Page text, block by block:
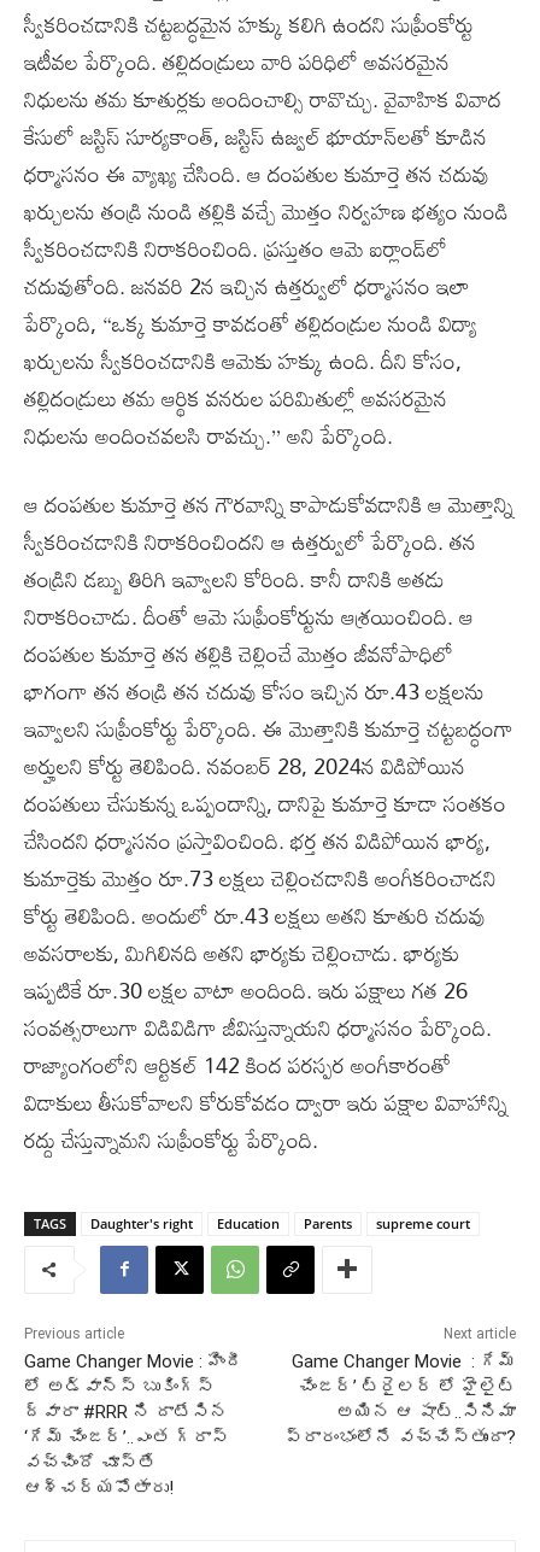
స్వీకరించడానికి చట్టబద్ధమైన హక్కు కలిగి ఉందని సుప్రీంకోర్టు
ఇటీవల పేర్కొంది. తల్లిదండ్రులు వారి పరిధిలో అవసరమైన
నిధులను తమ కూతుర్లకు అందించాల్సి రావొచ్చు. వైవాహిక వివాద
కేసులో జస్టిస్ సూర్యకాంత్, జస్టిస్ ఉజ్వల్ భూయాన్‌లతో కూడిన
ధర్మాసనం ఈ వ్యాఖ్య చేసింది. ఆ దంపతుల కుమార్తె తన చదువు
ఖర్చులను తండ్రి నుండి తల్లికి వచ్చే మొత్తం నిర్వహణ భత్యం నుండి
స్వీకరించడానికి నిరాకరించింది. ప్రస్తుతం ఆమె ఐర్లాండ్‌లో
చదువుతోంది. జనవరి 2న ఇచ్చిన ఉత్తర్వులో ధర్మాసనం ఇలా
పేర్కొంది, “ఒక్క కుమార్తె కావడంతో తల్లిదండ్రుల నుండి విద్యా
ఖర్చులను స్వీకరించడానికి ఆమెకు హక్కు ఉంది. దీని కోసం,
తల్లిదండ్రులు తమ ఆర్థిక వనరుల పరిమితుల్లో అవసరమైన
నిధులను అందించవలసి రావచ్చు.’’ అని పేర్కొంది.
ఆ దంపతుల కుమార్తె తన గౌరవాన్ని కాపాడుకోవడానికి ఆ మొత్తాన్ని
స్వీకరించడానికి నిరాకరించిందని ఆ ఉత్తర్వులో పేర్కొంది. తన
తండ్రిని డబ్బు తిరిగి ఇవ్వాలని కోరింది. కానీ దానికి అతడు
నిరాకరించాడు. దీంతో ఆమె సుప్రీంకోర్టును ఆశ్రయించింది. ఆ
దంపతుల కుమార్తె తన తల్లికి చెల్లించే మొత్తం జీవనోపాధిలో
భాగంగా తన తండ్రి తన చదువు కోసం ఇచ్చిన రూ.43 లక్షలను
ఇవ్వాలని సుప్రీంకోర్టు పేర్కొంది. ఈ మొత్తానికి కుమార్తె చట్టబద్ధంగా
అర్హులని కోర్టు తెలిపింది. నవంబర్ 28, 2024న విడిపోయిన
దంపతులు చేసుకున్న ఒప్పందాన్ని, దానిపై కుమార్తె కూడా సంతకం
చేసిందని ధర్మాసనం ప్రస్తావించింది. భర్త తన విడిపోయిన భార్య,
కుమార్తెకు మొత్తం రూ.73 లక్షలు చెల్లించడానికి అంగీకరించాడని
కోర్టు తెలిపింది. అందులో రూ.43 లక్షలు అతని కూతురి చదువు
అవసరాలకు, మిగిలినది అతని భార్యకు చెల్లించాడు. భార్యకు
ఇప్పటికే రూ.30 లక్షల వాటా అందింది. ఇరు పక్షాలు గత 26
సంవత్సరాలుగా విడివిడిగా జీవిస్తున్నాయని ధర్మాసనం పేర్కొంది.
రాజ్యాంగంలోని ఆర్టికల్ 142 కింద పరస్పర అంగీకారంతో
విడాకులు తీసుకోవాలని కోరుకోవడం ద్వారా ఇరు పక్షాల వివాహాన్ని
రద్దు చేస్తున్నామని సుప్రీంకోర్టు పేర్కొంది.
TAGS Daughter's right Education Parents supreme court
Previous article
Game Changer Movie : హిందీ
లో అడ్వాన్స్ బుకింగ్స్
ద్వారా #RRR ని దాటేసిన
‘గేమ్ చేంజర్’..ఎంత గ్రాస్
వచ్చిందో చూస్తే
ఆశ్చర్యపోతారు!
Next article
Game Changer Movie : గేమ్
చేంజర్’ ట్రైలర్ లో హైలైట్
అయిన ఆ షాట్..సినిమా
ప్రారంభంలోనే వచ్చేస్తుందా?